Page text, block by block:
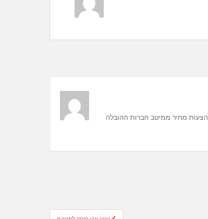
אתר מומלץ בתחום ההובלות – הובלות בישראך. כנסו וקבלו 5 הצעות מחיר ממיטב חברות ההובלה